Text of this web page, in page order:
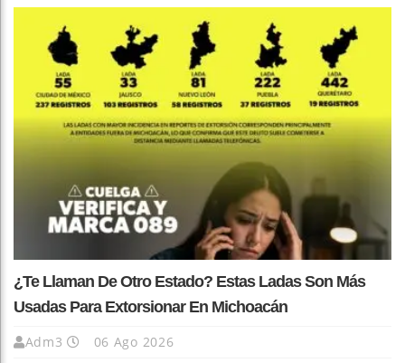
¿Te Llaman De Otro Estado? Estas Ladas Son Más
Usadas Para Extorsionar En Michoacán
Adm3 06 Ago 2026